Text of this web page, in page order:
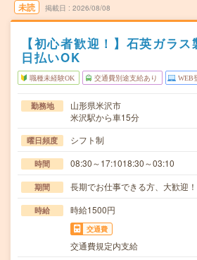
未読 掲載日 2026/08/08
【初心者歓迎！】石英ガラ
日払いOK
職種未経験OK 交通費別途支給あり WEB
勤務地
山形県米沢市
米沢駅から車15分
曜日頻度 シフト制
時間 08:30～17:1018:30～03:10
期間 長期でお仕事できる方、大歓迎！
時給 時給1500円
交通費
交通費規定内支給